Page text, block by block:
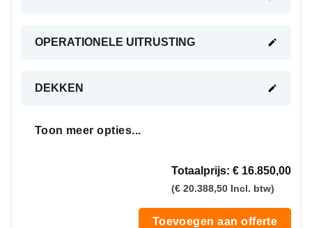
OPERATIONELE UITRUSTING
DEKKEN
Toon meer opties...
Totaalprijs: € 16.850,00
(€ 20.388,50 Incl. btw)
Toevoegen aan offerte